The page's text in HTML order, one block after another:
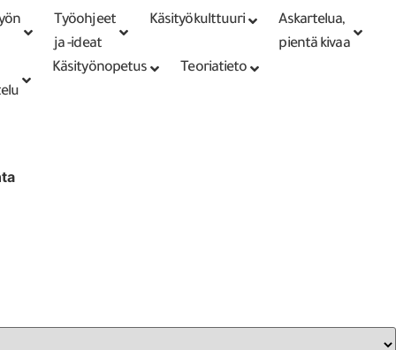
Työohjeet
ja -ideat
Käsityökulttuuri
Askartelua,
pientä kivaa
Käsityönopetus Teoriatieto